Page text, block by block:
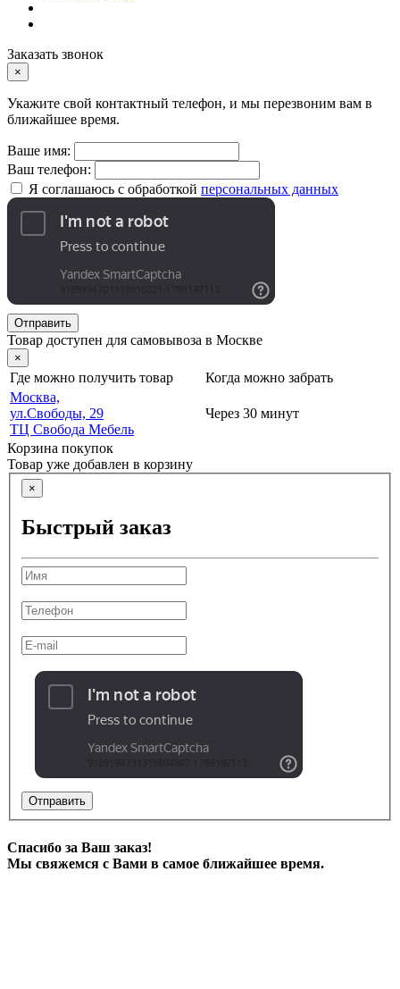
Заказать звонок
×
Укажите свой контактный телефон, и мы перезвоним вам в
ближайшее время.
Ваше имя:
Ваш телефон:
Я соглашаюсь с обработкой персональных данных
Отправить
Товар доступен для самовывоза в Москве
×
Где можно получить товар
Когда можно забрать
Москва,
ул.Свободы, 29
ТЦ Свобода Мебель
Через 30 минут
Корзина покупок
Товар уже добавлен в корзину
×
Быстрый заказ
Отправить
Спасибо за Ваш заказ!
Мы свяжемся с Вами в самое ближайшее время.